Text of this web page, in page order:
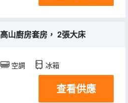
高山廚房套房， 2張大床
空調 冰箱
查看供應